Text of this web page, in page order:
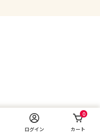
ログイン
0
カート